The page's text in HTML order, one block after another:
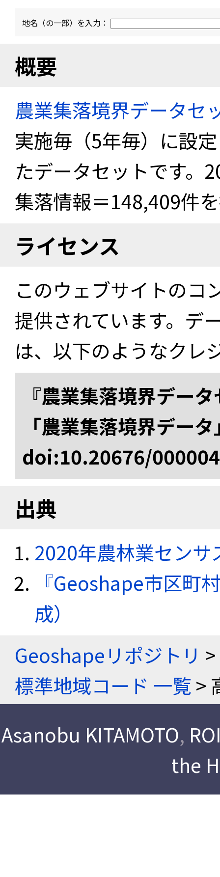
地名（の一部）を入力：
概要
農業集落境界データセ
実施毎（5年毎）に設
たデータセットです。
集落情報＝148,409件
ライセンス
このウェブサイトのコ
提供されています。デ
は、以下のようなクレ
『農業集落境界デー
「農業集落境界デー
doi:10.20676/
出典
2020年農林業セン
『Geoshape市区町
成）
Geoshapeリポジトリ >
標準地域コード 一覧>
Asanobu KITAMOTO,
the